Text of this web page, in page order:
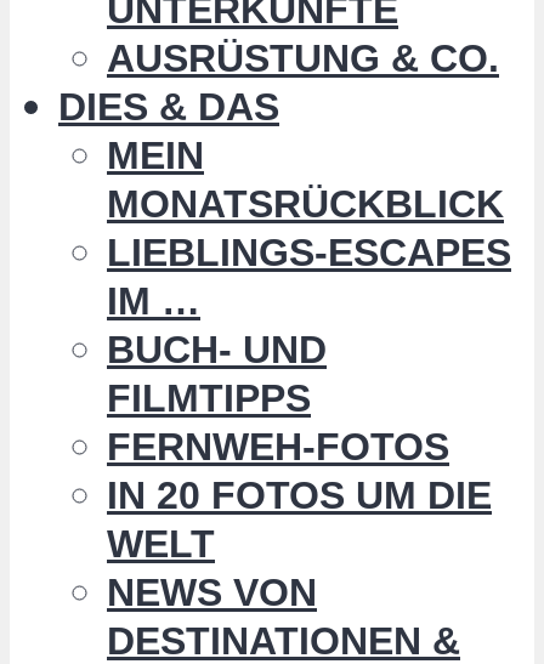
UNTERKÜNFTE
AUSRÜSTUNG & CO.
DIES & DAS
MEIN
MONATSRÜCKBLICK
LIEBLINGS-ESCAPES
IM …
BUCH- UND
FILMTIPPS
FERNWEH-FOTOS
IN 20 FOTOS UM DIE
WELT
NEWS VON
DESTINATIONEN &